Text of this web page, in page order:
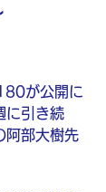
が公開に
に引き続
阿部大樹先